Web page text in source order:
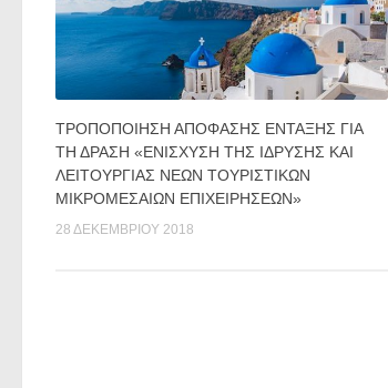
ΤΡΟΠΟΠΟΙΗΣΗ ΑΠΟΦΑΣΗΣ ΕΝΤΑΞΗΣ ΓΙΑ
ΤΗ ΔΡΑΣΗ «ΕΝΙΣΧΥΣΗ ΤΗΣ ΙΔΡΥΣΗΣ ΚΑΙ
ΛΕΙΤΟΥΡΓΙΑΣ ΝΕΩΝ ΤΟΥΡΙΣΤΙΚΩΝ
ΜΙΚΡΟΜΕΣΑΙΩΝ ΕΠΙΧΕΙΡΗΣΕΩΝ»
28 ΔΕΚΕΜΒΡΊΟΥ 2018